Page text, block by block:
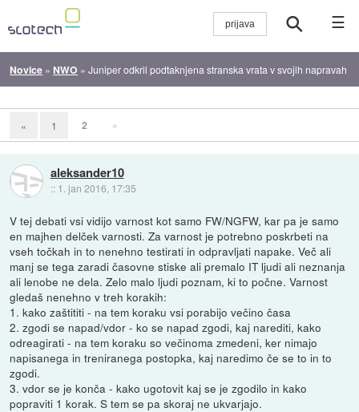
☰
Novice » NWO »Juniper odkril podtaknjena stranska vrata v svojih napravah
« 1 2 »
aleksander10
:: 1. jan 2016, 17:35
V tej debati vsi vidijo varnost kot samo FW/NGFW, kar pa je samo
en majhen delček varnosti. Za varnost je potrebno poskrbeti na
vseh točkah in to nenehno testirati in odpravljati napake. Več ali
manj se tega zaradi časovne stiske ali premalo IT ljudi ali neznanja
ali lenobe ne dela. Zelo malo ljudi poznam, ki to počne. Varnost
gledaš nenehno v treh korakih:
1. kako zaštititi - na tem koraku vsi porabijo večino časa
2. zgodi se napad/vdor - ko se napad zgodi, kaj narediti, kako
odreagirati - na tem koraku so večinoma zmedeni, ker nimajo
napisanega in treniranega postopka, kaj naredimo če se to in to
zgodi.
3. vdor se je konča - kako ugotovit kaj se je zgodilo in kako
popraviti 1 korak. S tem se pa skoraj ne ukvarjajo.